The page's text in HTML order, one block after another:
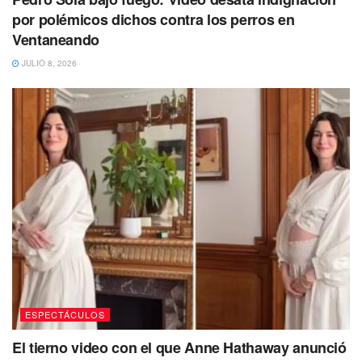
respuesta a los comentarios burlones de sus
compañerosanfitriones, incluidos Andrea Legarreta, Raúl
Araiza, Tania Rincón y Arath de la Torres.
entre los presentadores se mantuvo intacta,
permitiendo que el programa continuara sin
problemas.
El telón de fondo de este intrigante regreso
fue la
decisión de Galilea Montijo dealejarse de “Hoy” durante
aproximadamente una semanapara disfrutar de unas
muy necesarias vacaciones.Su ausencia fue
consecuencia del costo que le cobraronsus continuas
transmisiones en vivo de“La Casa de los Famosos
México” durante la primera quincena de agosto.Para
recargar energías y desconectarse de su exigente
agenda,eligió las tranquilas costas de una
por polémicos dichos contra los perros en
Ventaneando
JULIO 8, 2026
ESPECTÁCULOS
El tierno video con el que Anne Hathaway anunció